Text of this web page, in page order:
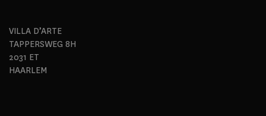
VILLA D’ARTE
TAPPERSWEG 8H
2031 ET
HAARLEM